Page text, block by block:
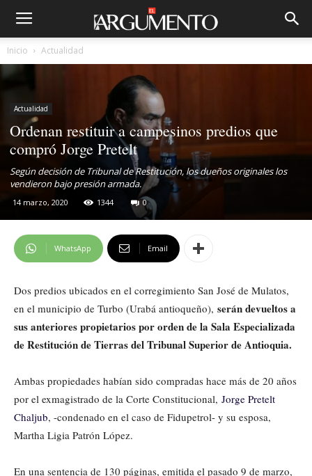
Inicio Actualidad
Actualidad
Ordenan restituir a campesinos predios que
compró Jorge Pretelt
Según decisión de Tribunal de Restitución, los dueños originales los
vendieron bajo presión armada.
14 marzo, 2020 1344 0
WhatsApp Email
Dos predios ubicados en el corregimiento San José de Mulatos,
en el municipio de Turbo (Urabá antioqueño), serán devueltos a
sus anteriores propietarios por orden de la Sala Especializada
de Restitución de Tierras del Tribunal Superior de Antioquia.
Ambas propiedades habían sido compradas hace más de 20 años
por el exmagistrado de la Corte Constitucional, Jorge Pretelt
Chaljub, -condenado en el caso de Fidupetrol- y su esposa,
Martha Ligia Patrón López.
En una sentencia de 130 páginas, emitida el pasado 9 de marzo,